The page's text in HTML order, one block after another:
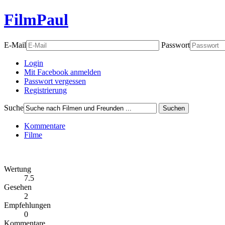
FilmPaul
E-Mail Passwort
Login
Mit Facebook anmelden
Passwort vergessen
Registrierung
Suche Suchen
Kommentare
Filme
Wertung
7.5
Gesehen
2
Empfehlungen
0
Kommentare